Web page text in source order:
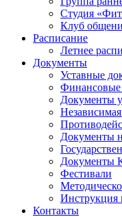
Cтудия
Клуб
Расписание
Летнее
Документы
Уставные
Документы
Независимая
Документы
Документы
Фестивали
Контакты